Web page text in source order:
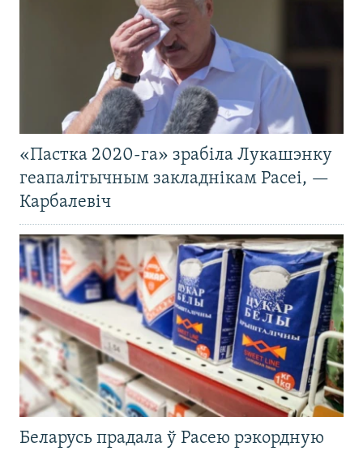
«Пастка 2020-га» зрабіла Лукашэнку
геапалітычным закладнікам Расеі, —
Карбалевіч
Беларусь прадала ў Расею рэкордную